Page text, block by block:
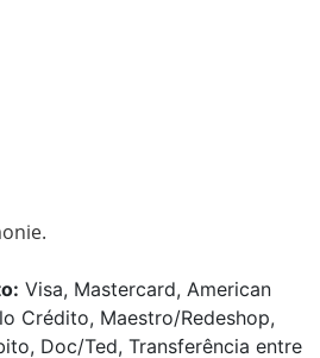
Visa, Mastercard, American
Crédito, Maestro/Redeshop,
Doc/Ted, Transferência entre